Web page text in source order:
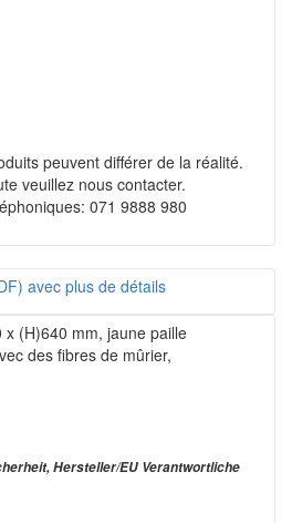
peuvent différer de la réalité.
veuillez nous contacter.
071 9888 980
avec plus de détails
(H)640 mm, jaune paille
des fibres de mûrier,
Hersteller/EU Verantwortliche